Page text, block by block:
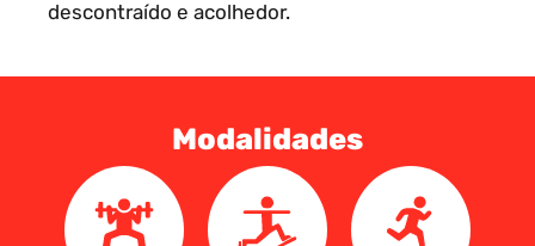
descontraído e acolhedor.
Modalidades